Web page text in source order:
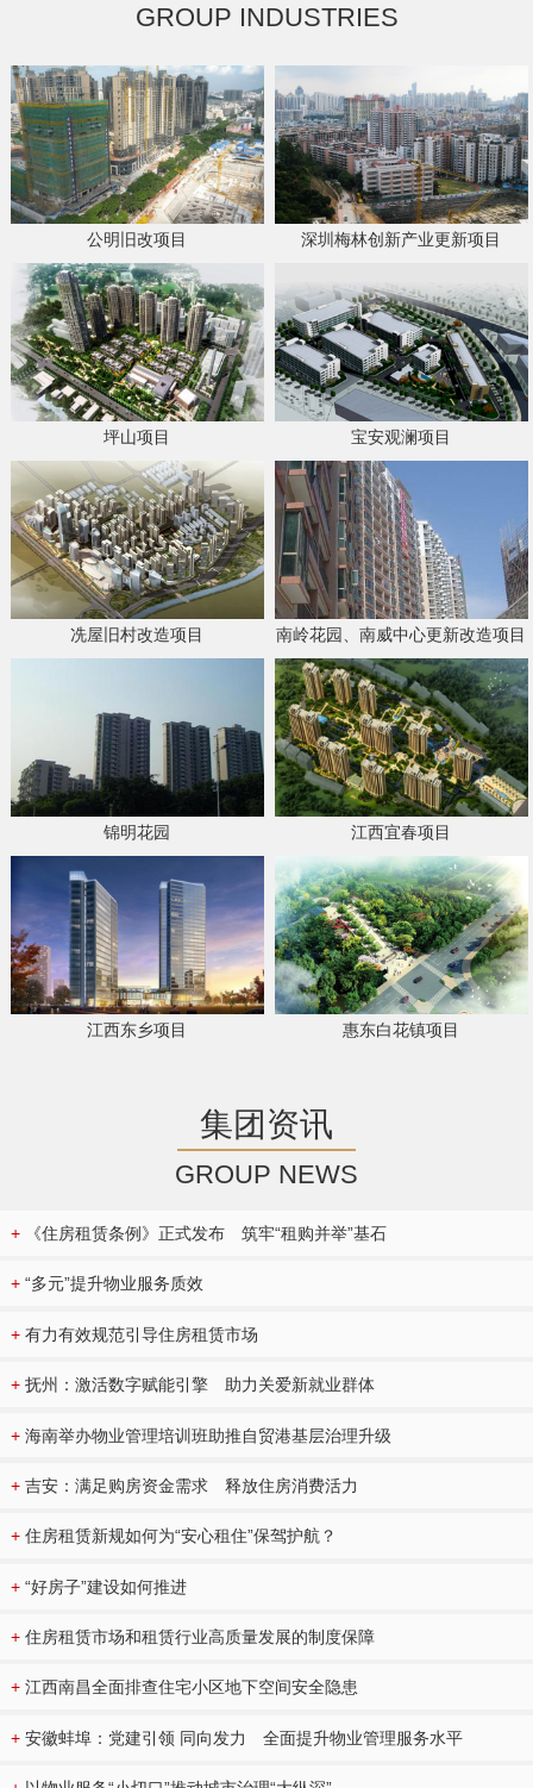
GROUP INDUSTRIES
公明旧改项目 深圳梅林创新产业更新项目
坪山项目 宝安观澜项目
冼屋旧村改造项目 南岭花园、南威中心更新改造项目
锦明花园 江西宜春项目
江西东乡项目 惠东白花镇项目
集团资讯
GROUP NEWS
+ 《住房租赁条例》正式发布 筑牢“租购并举”基石
+ “多元”提升物业服务质效
+ 有力有效规范引导住房租赁市场
+ 抚州：激活数字赋能引擎 助力关爱新就业群体
+ 海南举办物业管理培训班助推自贸港基层治理升级
+ 吉安：满足购房资金需求 释放住房消费活力
+ 住房租赁新规如何为“安心租住”保驾护航？
+ “好房子”建设如何推进
+ 住房租赁市场和租赁行业高质量发展的制度保障
+ 江西南昌全面排查住宅小区地下空间安全隐患
+ 安徽蚌埠：党建引领 同向发力 全面提升物业管理服务水平